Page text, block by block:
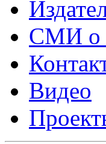
СМИ о
Видео